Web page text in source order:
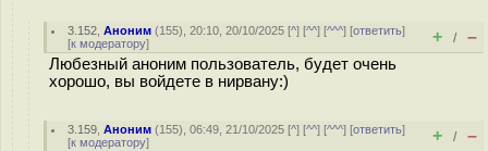
3.152 ,Аноним (155), 20:10, 20/10/2025 [^] [^^] [^^^] [ответить]
[к модератору] + / –
Любезный аноним пользователь, будет очень
хорошо, вы войдете в нирвану:)
3.159 ,Аноним (155), 06:49, 21/10/2025 [^] [^^] [^^^] [ответить]
[к модератору] + / –